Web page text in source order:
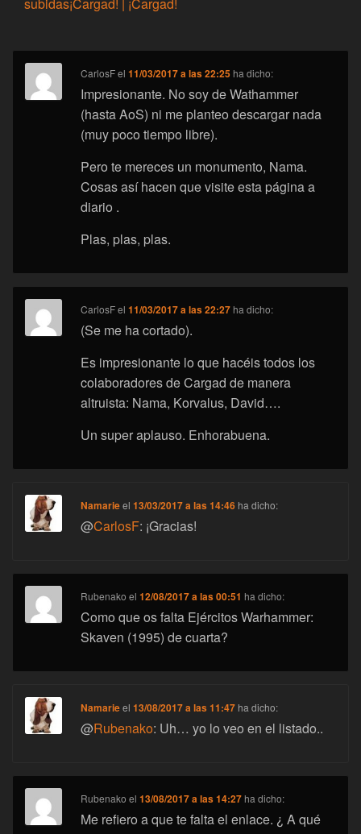
subidas¡Cargad! | ¡Cargad!
CarlosFel11/03/2017 a las 22:25 ha dicho:
Impresionante. No soy de Wathammer
(hasta AoS) ni me planteo descargar nada
(muy poco tiempo libre).
Pero te mereces un monumento, Nama.
Cosas así hacen que visite esta página a
diario .
Plas, plas, plas.
CarlosFel11/03/2017 a las 22:27 ha dicho:
(Se me ha cortado).
Es impresionante lo que hacéis todos los
colaboradores de Cargad de manera
altruista: Nama, Korvalus, David….
Un super aplauso. Enhorabuena.
Namarieel13/03/2017 a las 14:46 ha dicho:
@CarlosF: ¡Gracias!
Rubenako el12/08/2017 a las 00:51 ha dicho:
Como que os falta Ejércitos Warhammer:
Skaven (1995) de cuarta?
Namarieel13/08/2017 a las 11:47 ha dicho:
@Rubenako: Uh… yo lo veo en el listado..
Rubenako el13/08/2017 a las 14:27 ha dicho:
Me refiero a que te falta el enlace. ¿ A qué